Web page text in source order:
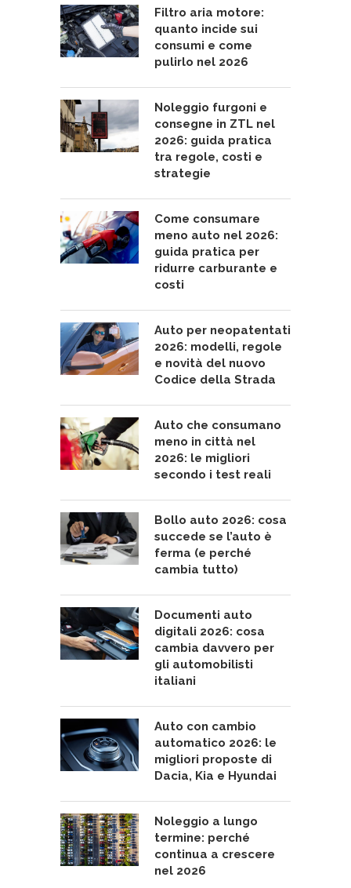
Filtro aria motore:
quanto incide sui
consumi e come
pulirlo nel 2026
Noleggio furgoni e
consegne in ZTL nel
2026: guida pratica
tra regole, costi e
strategie
Come consumare
meno auto nel 2026:
guida pratica per
ridurre carburante e
costi
Auto per neopatentati
2026: modelli, regole
e novità del nuovo
Codice della Strada
Auto che consumano
meno in città nel
2026: le migliori
secondo i test reali
Bollo auto 2026: cosa
succede se l’auto è
ferma (e perché
cambia tutto)
Documenti auto
digitali 2026: cosa
cambia davvero per
gli automobilisti
italiani
Auto con cambio
automatico 2026: le
migliori proposte di
Dacia, Kia e Hyundai
Noleggio a lungo
termine: perché
continua a crescere
nel 2026